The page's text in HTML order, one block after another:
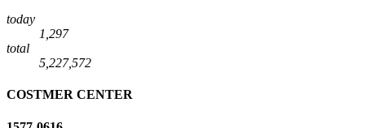
today
1,297
total
5,227,572
COSTMER CENTER